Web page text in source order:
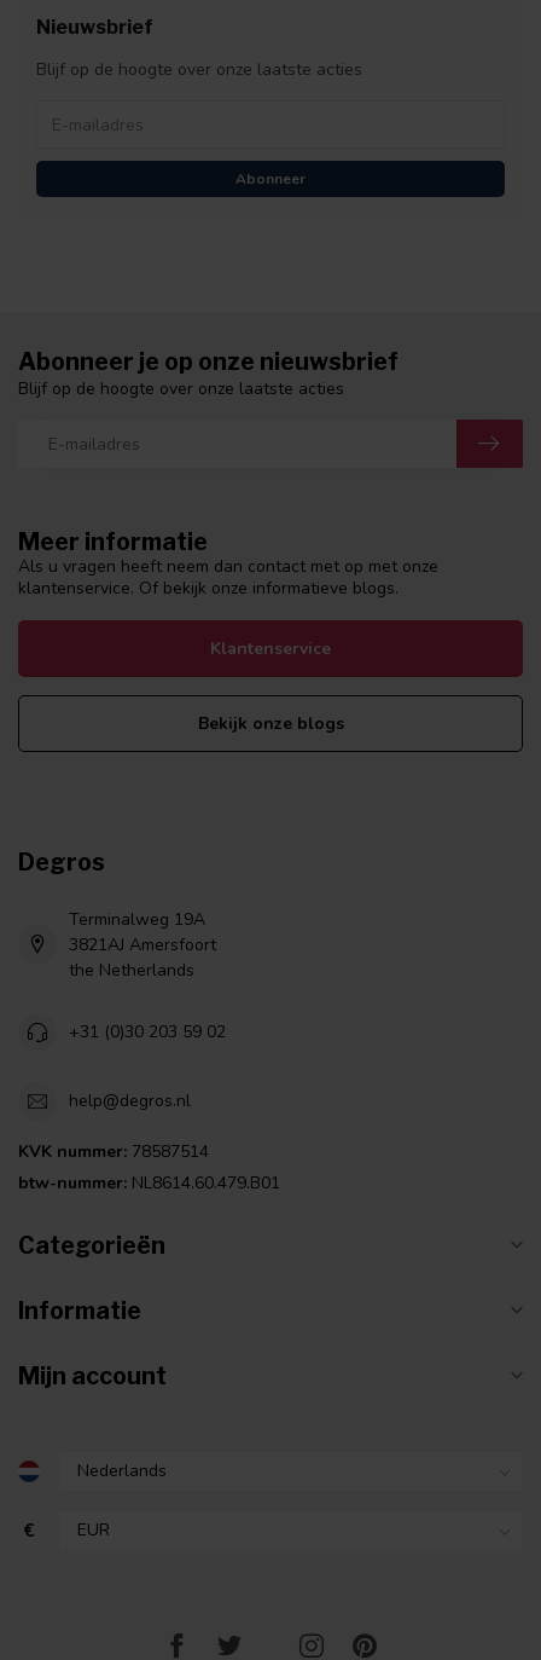
Nieuwsbrief
Blijf op de hoogte over onze laatste acties
Abonneer
Meer informatie
Als u vragen heeft neem dan contact met op met onze
klantenservice. Of bekijk onze informatieve blogs.
Klantenservice
Bekijk onze blogs
Abonneer je op onze nieuwsbrief
Blijf op de hoogte over onze laatste acties
Degros
Terminalweg 19A
3821AJ Amersfoort
the Netherlands
+31 (0)30 203 59 02
help@degros.nl
KVK nummer: 78587514
btw-nummer: NL8614.60.479.B01
Categorieën
Informatie
Mijn account
€